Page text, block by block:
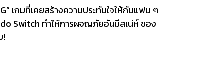
เกมที่เคยสร้างความประทับใจให้กับแฟน ๆ
Switch ทำให้การผจญภัยอันมีสเน่ห์ ของ
!